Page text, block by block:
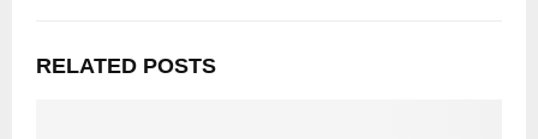
RELATED POSTS